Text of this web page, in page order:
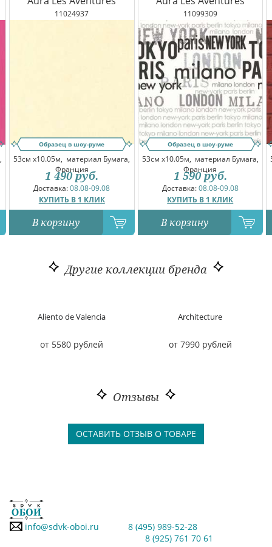
11024937
Образец в шоу-руме
53см x10.05м, материал Бумага,
Франция
Доставка:08.08-09.08
КУПИТЬ В 1 КЛИК
1 490 руб.
В корзину
11099309
Образец в шоу-руме
53см x10.05м, материал Бумага,
Франция
Доставка:08.08-09.08
КУПИТЬ В 1 КЛИК
1 590 руб.
В корзину
Другие коллекции бренда
Aliento de Valencia
от 5580 рублей
Architecture
от 7990 рублей
Отзывы
ОСТАВИТЬ ОТЗЫВ О ТОВАРЕ
info@sdvk-oboi.ru
8 (495) 989-52-28
8 (925) 761 70 61